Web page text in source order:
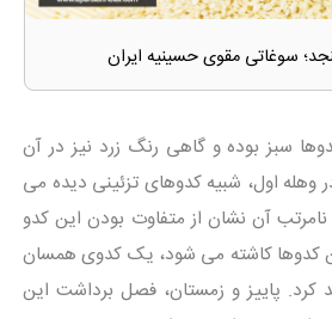
سوغاتی مقوی حسینیه ایران
سبز بوده و گاهی رنگ زرد نیز در آن
اول، شبیه کدوهای تزئینی دیده می
آن نشان از متفاوت بودن این کدو
کدوها کاشته می شود، یک کدوی همسان
پاییز و زمستان، فصل برداشت این